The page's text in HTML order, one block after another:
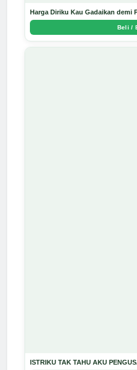
Harga Diriku Kau Gadaikan demi
Beli /
ISTRIKU TAK TAHU AKU